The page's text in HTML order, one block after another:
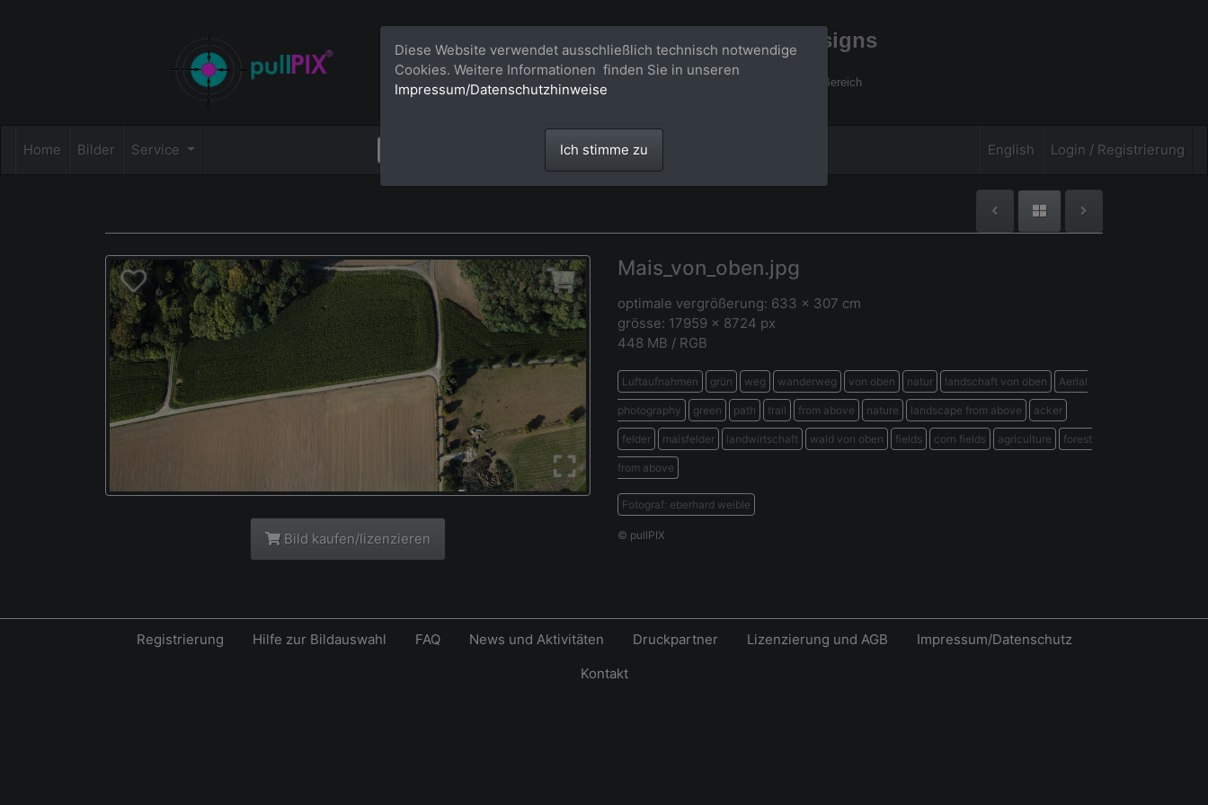
Bildagentur für großformatige Raumdesigns
Großformatige Bilder - über 100 Meter große 'largeformat' Fotos im Gigapixel Bereich
Home Bilder Service English Login / Registrierung
Bild kaufen/lizenzieren
Mais_von_oben.jpg
optimale vergrößerung: 633 x 307 cm
grösse: 17959 x 8724 px
448 MB / RGB
Luftaufnahmen grün weg wanderweg von oben natur landschaft von oben Aerial
photography green path trail from above nature landscape from above acker
felder maisfelder landwirtschaft wald von oben fields corn fields agriculture forest
from above
Fotograf: eberhard weible
© pullPIX
Diese Website verwendet ausschließlich technisch notwendige
Cookies. Weitere Informationen finden Sie in unseren
Impressum/Datenschutzhinweise
Ich stimme zu
Registrierung Hilfe zur Bildauswahl FAQ News und Aktivitäten Druckpartner Lizenzierung und AGB
Impressum/Datenschutz
Kontakt